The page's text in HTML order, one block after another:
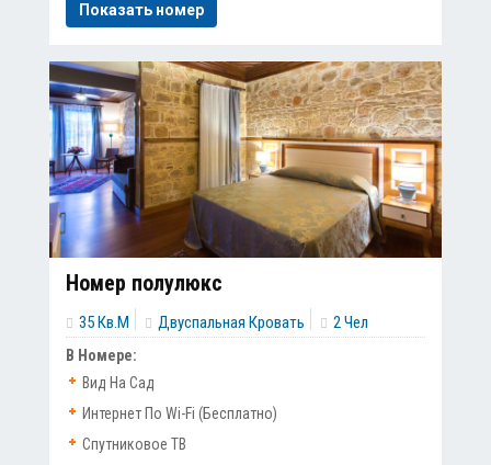
Показать номер
Номер полулюкс
35 Кв.м Двуспальная Кровать 2 Чел
В Номере:
Вид На Сад
Интернет По Wi-Fi (бесплатно)
Спутниковое ТВ